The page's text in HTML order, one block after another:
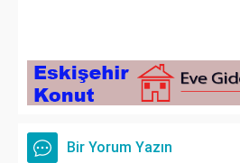
Bir Yorum Yazın